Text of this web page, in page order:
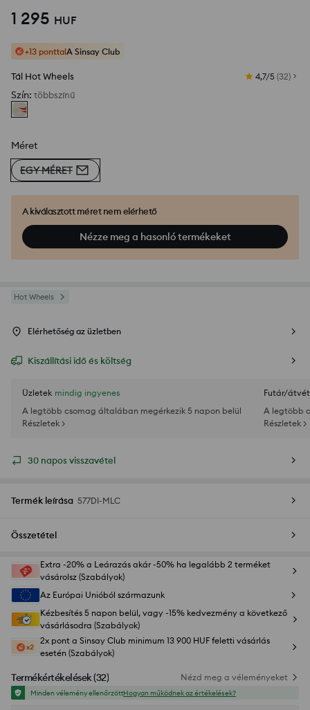
1 295 HUF
+13 ponttalA Sinsay Club
Tál Hot Wheels 4,7/5 (32)
Szín: többszínű
Méret
EGY MÉRET
A kiválasztott méret nem elérhető
Nézze meg a hasonló termékeket
Hot Wheels
Elérhetőség az üzletben
Kiszállítási idő és költség
Üzletek mindig ingyenes
A legtöbb csomag általában megérkezik 5 napon belül
Részletek >
Futár/
A legtöbb
Részletek >
30 napos visszavétel
Termék leírása 577DI-MLC
Összetétel
Extra -20% a Leárazás akár -50% ha legalább 2 terméket
vásárolsz (Szabályok)
Az Európai Unióból származunk
Kézbesítés 5 napon belül, vagy -15% kedvezmény a következő
vásárlásodra (Szabályok)
2x pont a Sinsay Club minimum 13 900 HUF feletti vásárlás
esetén (Szabályok)
Termékértékelések(32) Nézd meg a véleményeket
Minden vélemény ellenőrzöttHogyan működnek az értékelések?